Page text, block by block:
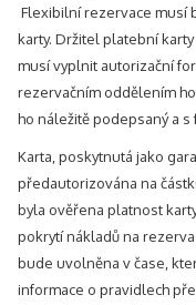
Flexibilní rezervace musí
karty. Držitel platební
musí vyplnit autorizační
rezervačním oddělením
ho náležitě podepsaný a
Karta, poskytnutá jako
předautorizována na
byla ověřena platnost
pokrytí nákladů na
bude uvolněna v čase,
informace o pravidlech